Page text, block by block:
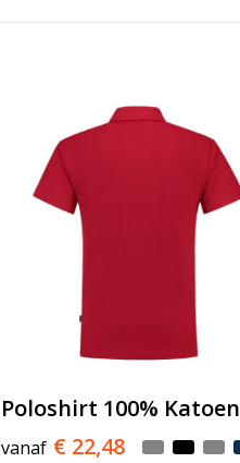
Poloshirt 100% Katoen
vanaf € 22,48